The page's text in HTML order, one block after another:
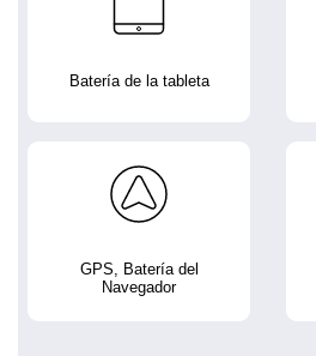
Batería de la tableta
GPS, Batería del
Navegador